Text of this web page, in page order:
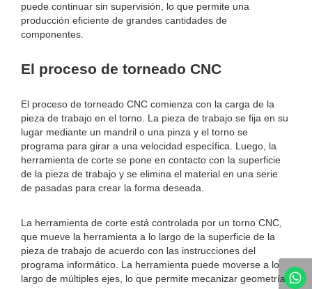
puede continuar sin supervisión, lo que permite una
producción eficiente de grandes cantidades de
componentes.
El proceso de torneado CNC
El proceso de torneado CNC comienza con la carga de la
pieza de trabajo en el torno. La pieza de trabajo se fija en su
lugar mediante un mandril o una pinza y el torno se
programa para girar a una velocidad específica. Luego, la
herramienta de corte se pone en contacto con la superficie
de la pieza de trabajo y se elimina el material en una serie
de pasadas para crear la forma deseada.
La herramienta de corte está controlada por un torno CNC,
que mueve la herramienta a lo largo de la superficie de la
pieza de trabajo de acuerdo con las instrucciones del
programa informático. La herramienta puede moverse a lo
largo de múltiples ejes, lo que permite mecanizar geometrías